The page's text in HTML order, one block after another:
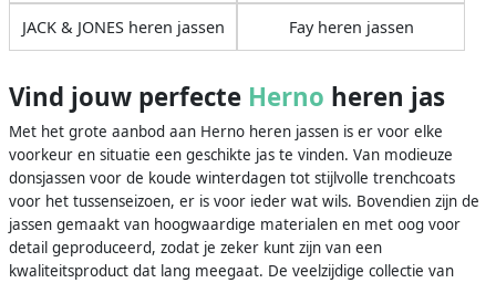
JACK & JONES heren jassen Fay heren jassen
Vind jouw perfecte Herno heren jas
Met het grote aanbod aan Herno heren jassen is er voor elke
voorkeur en situatie een geschikte jas te vinden. Van modieuze
donsjassen voor de koude winterdagen tot stijlvolle trenchcoats
voor het tussenseizoen, er is voor ieder wat wils. Bovendien zijn de
jassen gemaakt van hoogwaardige materialen en met oog voor
detail geproduceerd, zodat je zeker kunt zijn van een
kwaliteitsproduct dat lang meegaat. De veelzijdige collectie van